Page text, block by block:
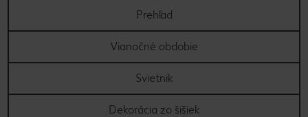
Prehľad
Vianočné obdobie
Svietnik
Dekorácia zo šišiek